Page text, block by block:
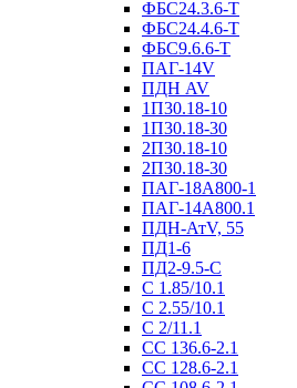
ФБС24.3.6-Т
ФБС24.4.6-Т
ФБС9.6.6-Т
ПАГ-14V
ПДН AV
1П30.18-10
1П30.18-30
2П30.18-10
2П30.18-30
ПАГ-18А800-1
ПАГ-14А800.1
ПДН-АтV, 55
ПД1-6
ПД2-9.5-С
С 1.85/10.1
С 2.55/10.1
С 2/11.1
СС 136.6-2.1
СС 128.6-2.1